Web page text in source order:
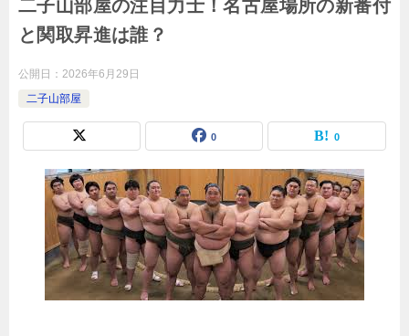
二子山部屋の注目力士！名古屋場所の新番付
と関取昇進は誰？
公開日： 2026年6月29日
二子山部屋
0 0